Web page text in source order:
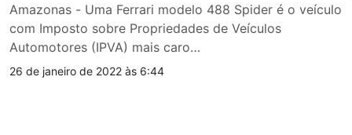
Amazonas - Uma Ferrari modelo 488 Spider é o veículo
com Imposto sobre Propriedades de Veículos
Automotores (IPVA) mais caro…
26 de janeiro de 2022 às 6:44